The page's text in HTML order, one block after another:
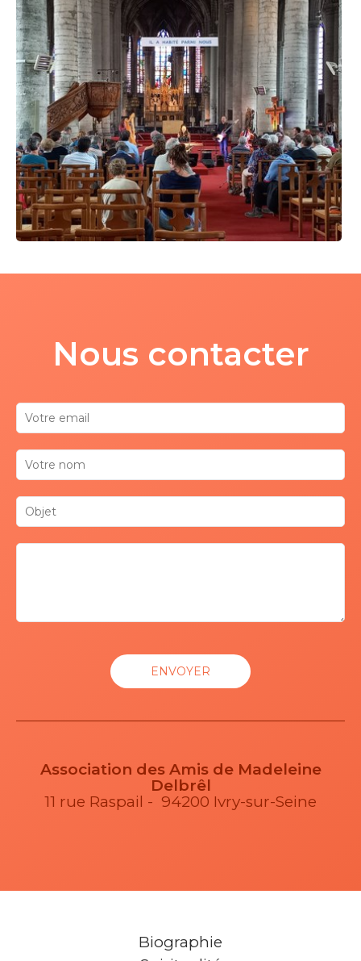
Nous contacter
Association des Amis de Madeleine
Delbrêl
11 rue Raspail - 94200 Ivry-sur-Seine
Biographie